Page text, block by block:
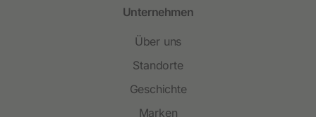
Unternehmen
Über uns
Standorte
Geschichte
Marken